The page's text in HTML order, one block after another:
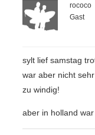
rococo
Gast
sylt lief samstag
war aber nicht
zu windig!
aber in holland